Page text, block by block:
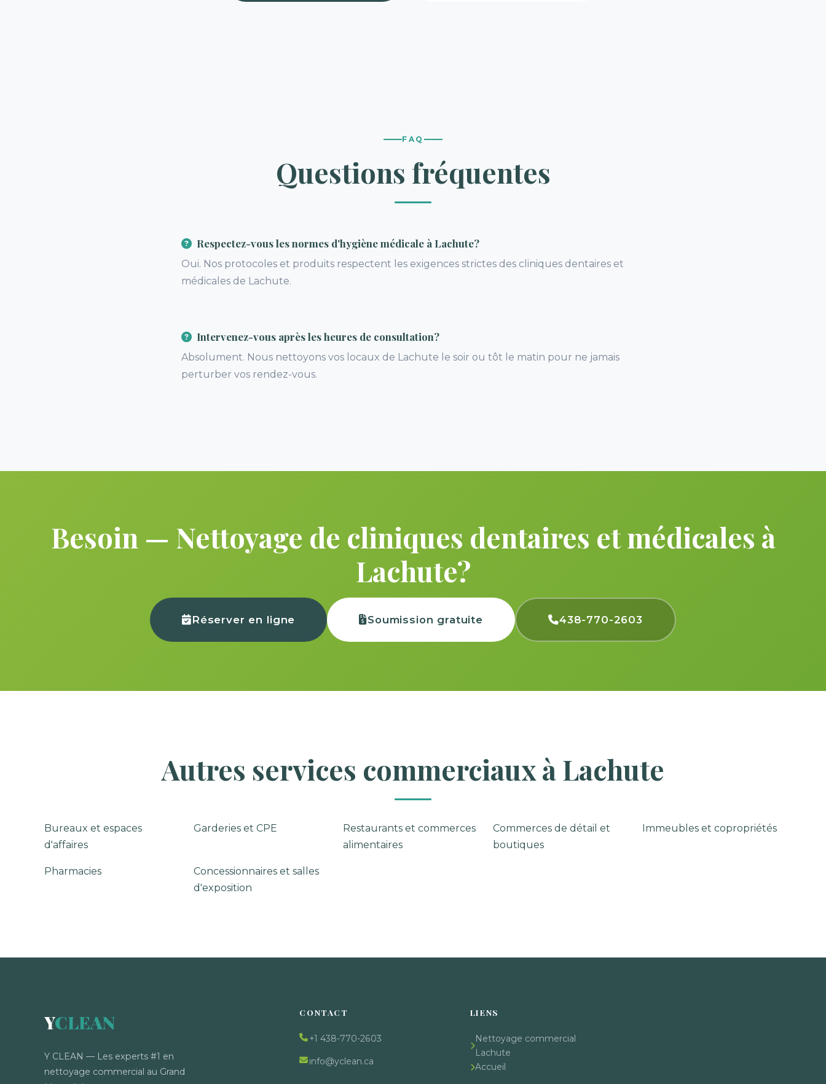
FAQ
Questions fréquentes
Respectez-vous les normes d'hygiène médicale à Lachute?
Oui. Nos protocoles et produits respectent les exigences strictes des cliniques dentaires et
médicales de Lachute.
Intervenez-vous après les heures de consultation?
Absolument. Nous nettoyons vos locaux de Lachute le soir ou tôt le matin pour ne jamais
perturber vos rendez-vous.
Besoin — Nettoyage de cliniques dentaires et médicales à
Lachute?
Réserver en ligne Soumission gratuite 438-770-2603
Autres services commerciaux à Lachute
Bureaux et espaces
d'affaires
Garderies et CPE
Restaurants et commerces
alimentaires
Commerces de détail et
boutiques
Immeubles et copropriétés
Pharmacies
Concessionnaires et salles
d'exposition
YCLEAN
Y CLEAN — Les experts #1 en
nettoyage commercial au Grand
CONTACT
+1 438-770-2603
info@yclean.ca
LIENS
Nettoyage commercial
Lachute
Accueil